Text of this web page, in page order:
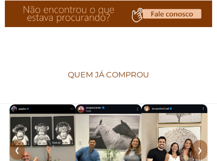
QUEM JÁ COMPROU
❮ ❯